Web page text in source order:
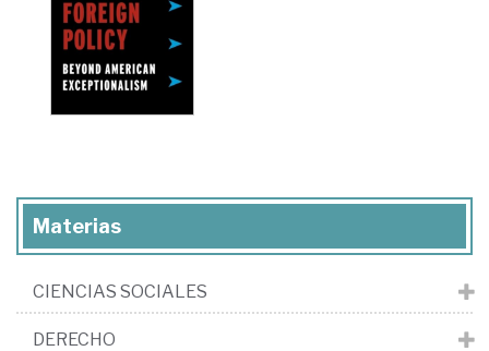
Materias
CIENCIAS SOCIALES
DERECHO